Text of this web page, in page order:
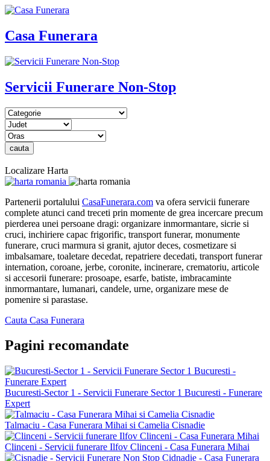
Casa Funerara
Servicii Funerare Non-Stop
Localizare Harta
Partenerii portalului CasaFunerara.com va ofera servicii funerare
complete atunci cand treceti prin momente de grea incercare precum
pierderea unei persoane dragi: organizare inmormantare, sicrie si
cruci, inchiriere capac frigorific, transport funerar, monumente
funerare, cruci marmura si granit, ajutor deces, cosmetizare si
imbalsamare, toaletare decedat, repatriere decedati, transport funerar
internation, coroane, jerbe, coronite, incinerare, crematoriu, articole
si accesorii funerare: prosoape, esarfe, batiste, imbracaminte
inmormantare, lumanari, candele, urne, organizare mese de
pomenire si parastase.
Cauta Casa Funerara
Pagini recomandate
Bucuresti-Sector 1 - Servicii Funerare Sector 1 Bucuresti - Funerare
Expert
Talmaciu - Casa Funerara Mihai si Camelia Cisnadie
Clinceni - Servicii funerare Ilfov Clinceni - Casa Funerara Mihai